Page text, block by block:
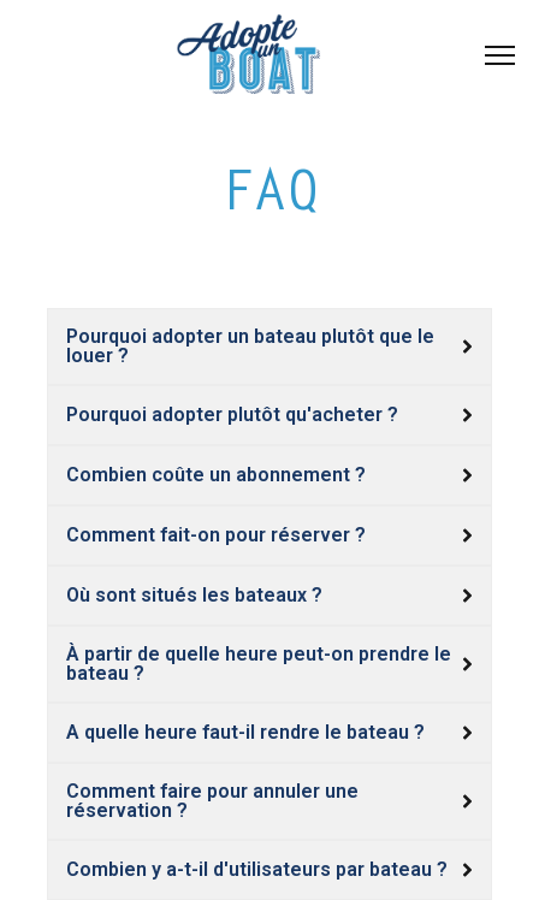
FAQ
Pourquoi adopter un bateau plutôt que le
louer ?
Pourquoi adopter plutôt qu'acheter ?
Combien coûte un abonnement ?
Comment fait-on pour réserver ?
Où sont situés les bateaux ?
À partir de quelle heure peut-on prendre le
bateau ?
A quelle heure faut-il rendre le bateau ?
Comment faire pour annuler une
réservation ?
Combien y a-t-il d'utilisateurs par bateau ?